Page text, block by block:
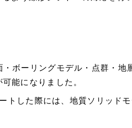
ボーリングモデル・点群・地
能になりました。
トした際には、地質ソリッド